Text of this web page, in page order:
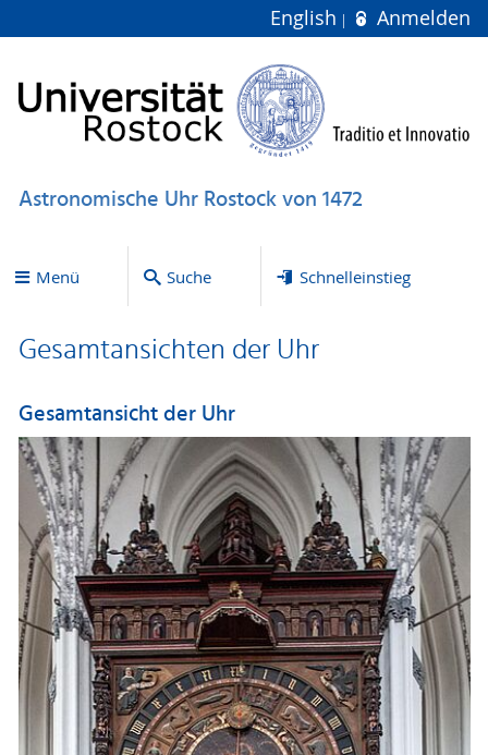
English Anmelden
Astronomische Uhr Rostock von 1472
Menü Suche Schnelleinstieg
Gesamtansichten der Uhr
Gesamtansicht der Uhr